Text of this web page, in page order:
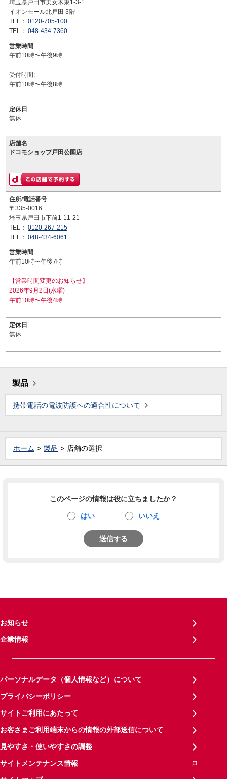
埼玉県戸田市美女木東1-3-1
イオンモール北戸田 3階
TEL： 0120-705-100
TEL： 048-434-7360
営業時間
午前10時〜午後9時
受付時間:
午前10時〜午後8時
定休日
無休
店舗名
ドコモショップ戸田公園店
住所/電話番号
〒335-0016
埼玉県戸田市下前1-11-21
TEL： 0120-267-215
TEL： 048-434-6061
営業時間
午前10時〜午後7時
【営業時間変更のお知らせ】
2026年9月2日(水曜)
午前10時〜午後4時
定休日
無休
製品
携帯電話の電波防護への適合性について
ホーム 製品 店舗の選択
このページの情報は役に立ちましたか？
はい いいえ
送信する
お知らせ
企業情報
パーソナルデータ（個人情報など）について
プライバシーポリシー
サイトご利用にあたって
お客さまご利用端末からの情報の外部送信について
見やすさ・使いやすさの調整
サイトメンテナンス情報